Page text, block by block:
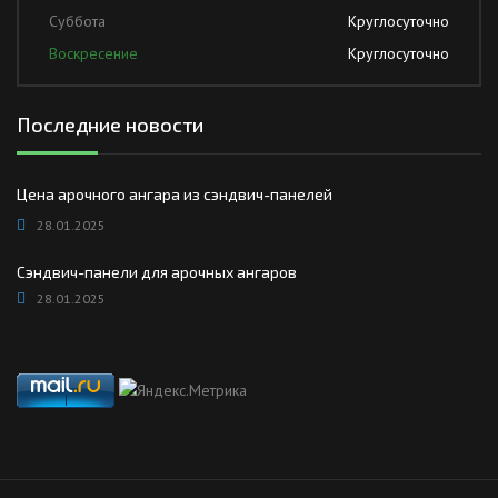
Суббота
Круглосуточно
Воскресение
Круглосуточно
Последние новости
Цена арочного ангара из сэндвич-панелей
28.01.2025
Сэндвич-панели для арочных ангаров
28.01.2025